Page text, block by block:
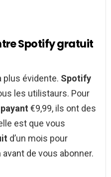
Spotify gratuit
plus évidente. Spotify
les utilistaurs. Pour
payant €9,99, ils ont des
est que vous
d’un mois pour
de vous abonner.